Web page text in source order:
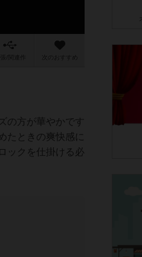
作 次のおすすめ
方が華やかです
ときの爽快感に
ックを仕掛ける必